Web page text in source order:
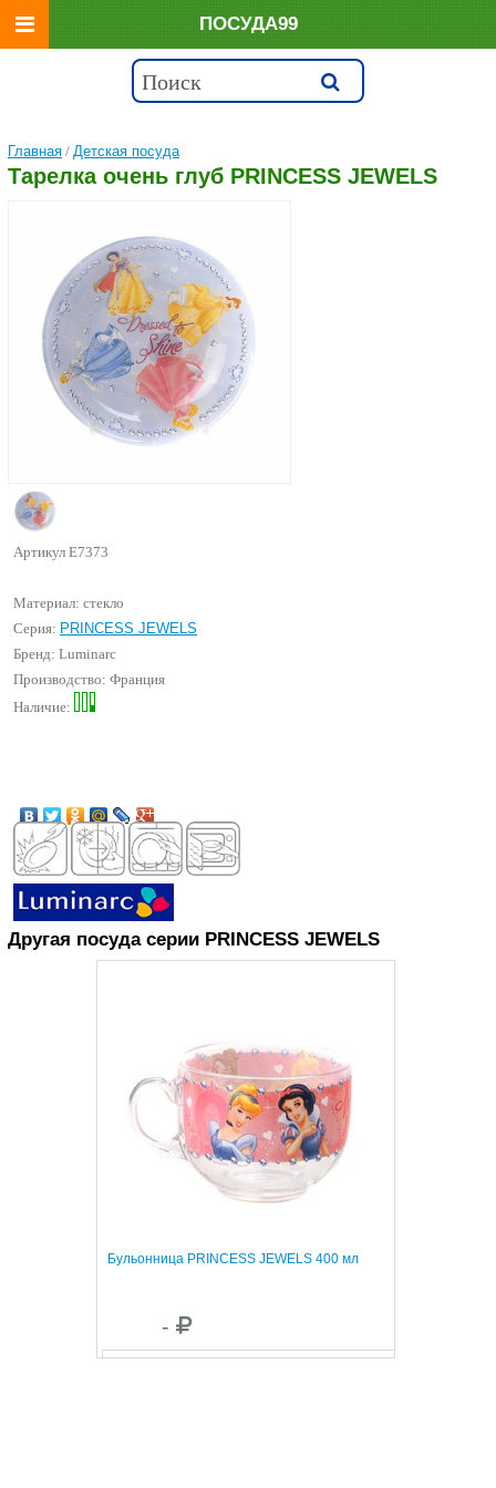
Главная / Детская посуда
Тарелка очень глуб PRINCESS JEWELS
Артикул E7373
Материал: стекло
Серия: PRINCESS JEWELS
Бренд: Luminarc
Производство: Франция
Наличие:
Другая посуда серии PRINCESS JEWELS
Бульонница PRINCESS JEWELS 400 мл
-
ПОСУДА99